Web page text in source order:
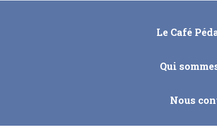
Le Café
Qui
Nous